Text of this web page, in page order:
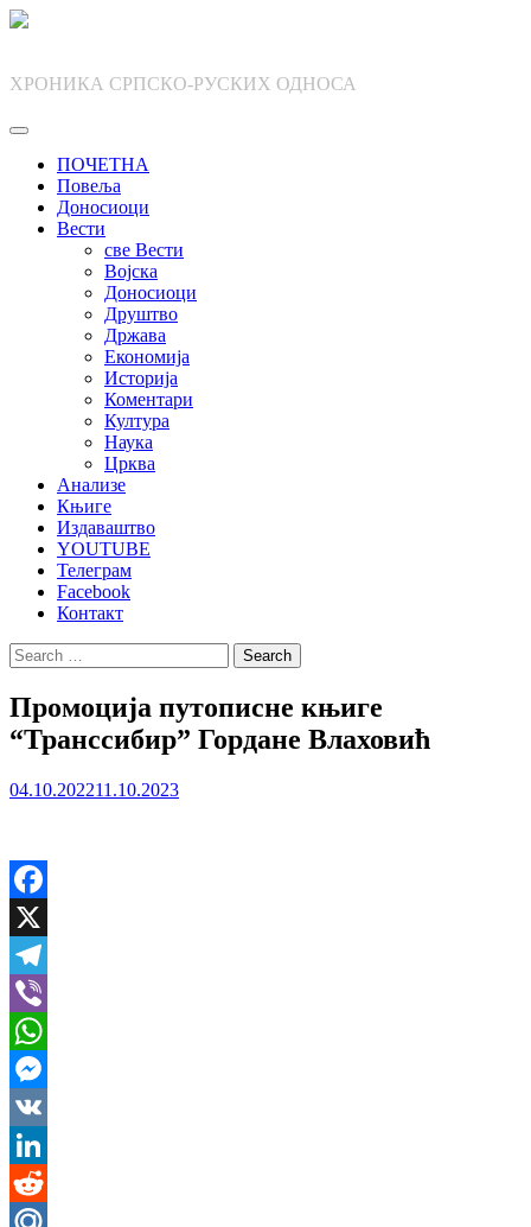
Skip
ХРОНИКА СРПСКО-РУСКИХ ОДНОСА
ПОЧЕТНА
Повеља
Доносиоци
Вести
све Вести
Војска
Доносиоци
Друштво
Држава
Економија
Историја
Коментари
Култура
Наука
Црква
Анализе
Књиге
Издаваштво
YOUTUBE
Телеграм
Facebook
Контакт
Search
for:
Промоција путописне књиге
“Транссибир” Гордане Влаховић
04.10.202211.10.2023
Facebook
X
Telegram
Viber
WhatsApp
Messenger
VK
LinkedIn
Reddit